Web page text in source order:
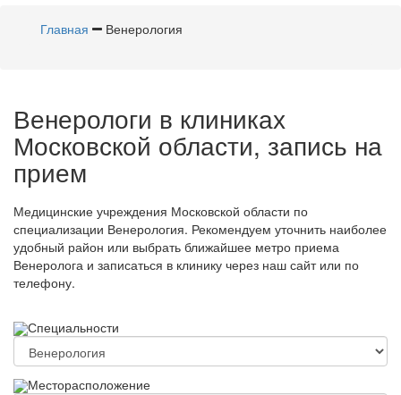
Главная Венерология
Венерологи в клиниках
Московской области, запись на
прием
Медицинские учреждения Московской области по
специализации Венерология. Рекомендуем уточнить наиболее
удобный район или выбрать ближайшее метро приема
Венеролога и записаться в клинику через наш сайт или по
телефону.
Специальности
Месторасположение